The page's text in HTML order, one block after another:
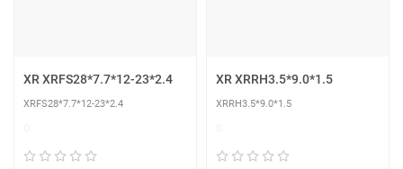
XR XRFS28*7.7*12-23*2.4
XRFS28*7.7*12-23*2.4
XR XRRH3.5*9.0*1.5
XRRH3.5*9.0*1.5